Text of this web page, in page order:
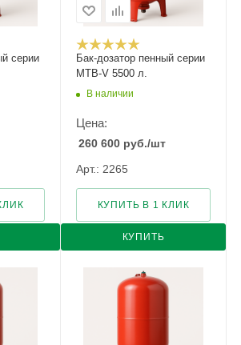
серии
Бак-дозатор пенный серии
MTB-V 5500 л.
В наличии
Цена:
260 600 руб./шт
Арт.: 2265
КУПИТЬ
КУПИТЬ В 1 КЛИК